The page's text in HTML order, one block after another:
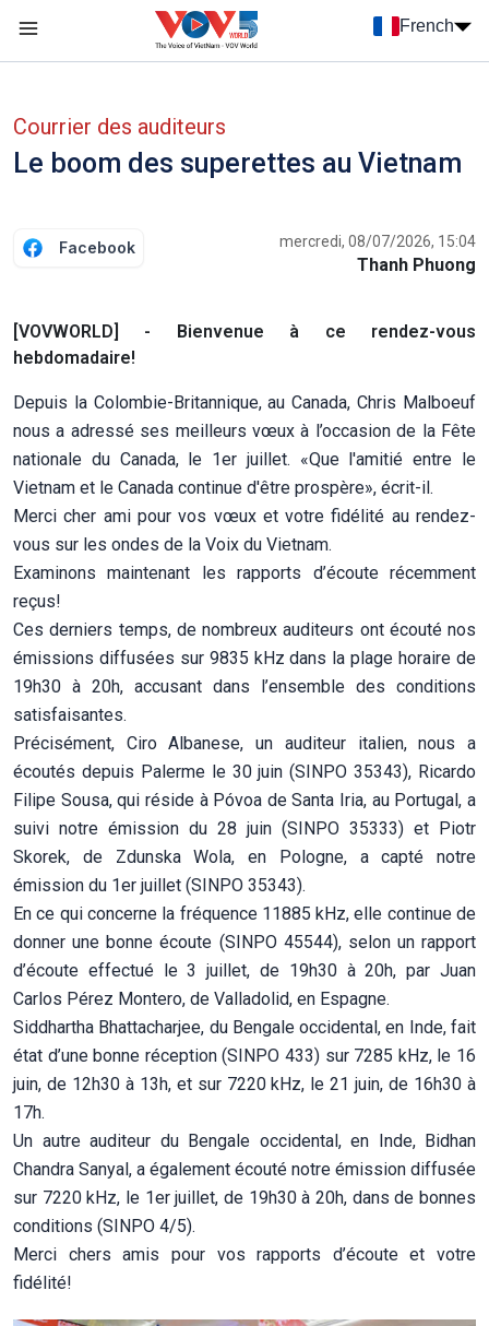
French
Courrier des auditeurs
Le boom des superettes au Vietnam
Facebook mercredi, 08/07/2026, 15:04
Thanh Phuong
[VOVWORLD] - Bienvenue à ce rendez-vous
hebdomadaire!
Depuis la Colombie-Britannique, au Canada, Chris Malboeuf
nous a adressé ses meilleurs vœux à l’occasion de la Fête
nationale du Canada, le 1er juillet. «Que l'amitié entre le
Vietnam et le Canada continue d'être prospère», écrit-il.
Merci cher ami pour vos vœux et votre fidélité au rendez-
vous sur les ondes de la Voix du Vietnam.
Examinons maintenant les rapports d’écoute récemment
reçus!
Ces derniers temps, de nombreux auditeurs ont écouté nos
émissions diffusées sur 9835 kHz dans la plage horaire de
19h30 à 20h, accusant dans l’ensemble des conditions
satisfaisantes.
Précisément, Ciro Albanese, un auditeur italien, nous a
écoutés depuis Palerme le 30 juin (SINPO 35343), Ricardo
Filipe Sousa, qui réside à Póvoa de Santa Iria, au Portugal, a
suivi notre émission du 28 juin (SINPO 35333) et Piotr
Skorek, de Zdunska Wola, en Pologne, a capté notre
émission du 1er juillet (SINPO 35343).
En ce qui concerne la fréquence 11885 kHz, elle continue de
donner une bonne écoute (SINPO 45544), selon un rapport
d’écoute effectué le 3 juillet, de 19h30 à 20h, par Juan
Carlos Pérez Montero, de Valladolid, en Espagne.
Siddhartha Bhattacharjee, du Bengale occidental, en Inde, fait
état d’une bonne réception (SINPO 433) sur 7285 kHz, le 16
juin, de 12h30 à 13h, et sur 7220 kHz, le 21 juin, de 16h30 à
17h.
Un autre auditeur du Bengale occidental, en Inde, Bidhan
Chandra Sanyal, a également écouté notre émission diffusée
sur 7220 kHz, le 1er juillet, de 19h30 à 20h, dans de bonnes
conditions (SINPO 4/5).
Merci chers amis pour vos rapports d’écoute et votre
fidélité!